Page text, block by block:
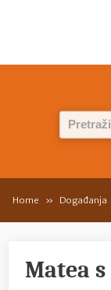
Pretraži:
Home Događanja
Matea